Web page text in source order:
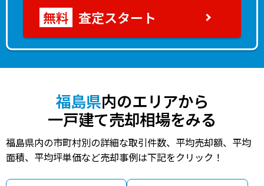
査定スタート
福島県内のエリアから
一戸建て売却相場をみる
福島県内の市町村別の詳細な取引件数、平均売却額、平均
面積、平均坪単価など売却事例は下記をクリック！